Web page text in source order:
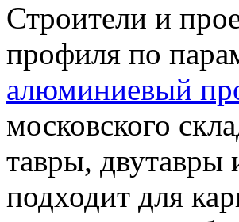
Строители и
профиля по
алюминиевый
московского
тавры, двутавры
подходит для